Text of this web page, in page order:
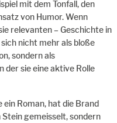
mit dem Tonfall, den
von Humor. Wenn
relevanten – Geschichte in
nicht mehr als bloße
sondern als
der sie eine aktive Rolle
ein Roman, hat die Brand
gemeisselt, sondern